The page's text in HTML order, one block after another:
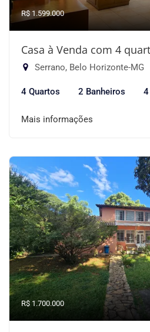
R$ 1.599.000
Casa à Venda com 4
Serrano, Belo Horizonte-MG
4 Quartos 2 Banheiros
Mais informações
R$ 1.700.000